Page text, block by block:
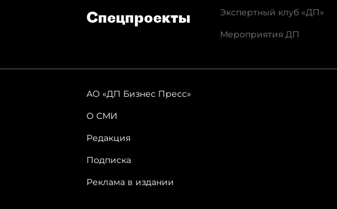
Спец­проекты
Экспертный клуб «ДП»
Мероприятия ДП
АО «ДП Бизнес Пресс»
О СМИ
Редакция
Подписка
Реклама в издании